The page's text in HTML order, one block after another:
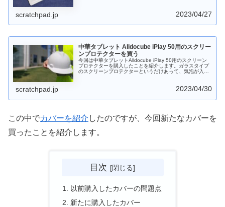
scratchpad.jp 2023/04/27
中華タブレット Alldocube iPlay 50用のスクリー
ンプロテクターを買う
今回は中華タブレットAlldocube iPlay 50用のスクリーン
プロテクターを購入したことを紹介します。ガラスタイプ
のスクリーンプロテクターというだけあって、気泡が入る
scratchpad.jp 2023/04/30
この中でカバーを紹介 したのですが、今回新たなカバーを
買ったことを紹介します。
目次
以前購入したカバーの問題点
新たに購入したカバー